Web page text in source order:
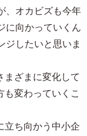
、オカビズも今年
に向かっていくん
ジしたいと思いま
まざまに変化して
変わっていくこ
立ち向かう中小企